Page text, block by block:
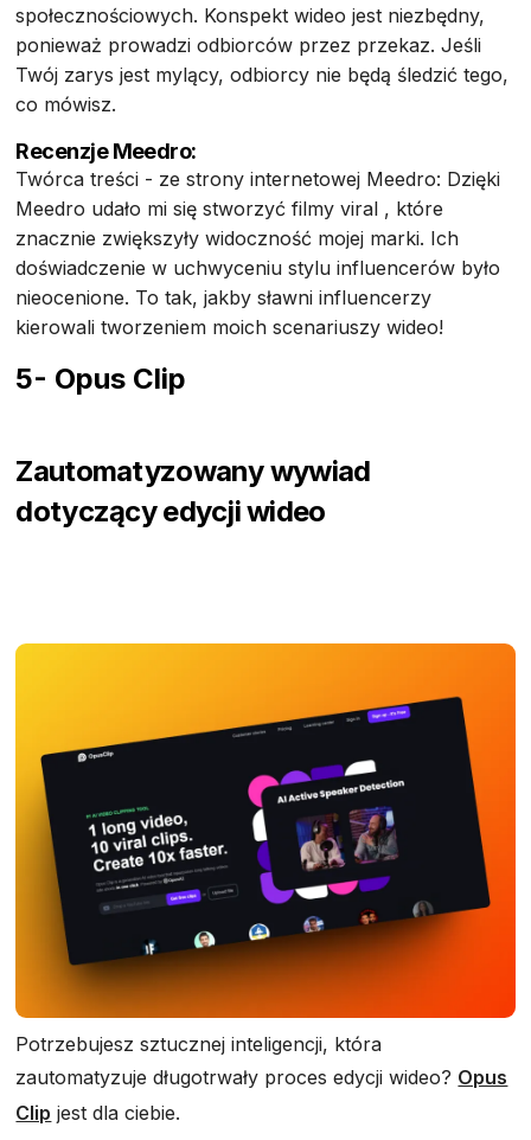
społecznościowych. Konspekt wideo jest niezbędny,
ponieważ prowadzi odbiorców przez przekaz. Jeśli
Twój zarys jest mylący, odbiorcy nie będą śledzić tego,
co mówisz.
Recenzje Meedro:
Twórca treści - ze strony internetowej Meedro: Dzięki
Meedro udało mi się stworzyć filmy viral , które
znacznie zwiększyły widoczność mojej marki. Ich
doświadczenie w uchwyceniu stylu influencerów było
nieocenione. To tak, jakby sławni influencerzy
kierowali tworzeniem moich scenariuszy wideo!
5- Opus Clip
Zautomatyzowany wywiad
dotyczący edycji wideo
Potrzebujesz sztucznej inteligencji, która
zautomatyzuje długotrwały proces edycji wideo? Opus
Clip jest dla ciebie.